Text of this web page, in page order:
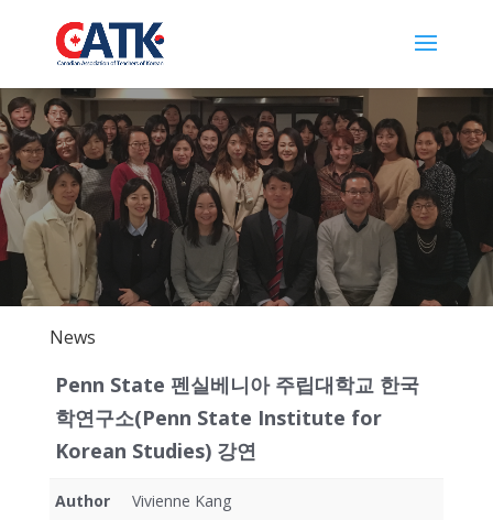
News
Penn State 펜실베니아 주립대학교 한국
학연구소(Penn State Institute for
Korean Studies) 강연
Author Vivienne Kang